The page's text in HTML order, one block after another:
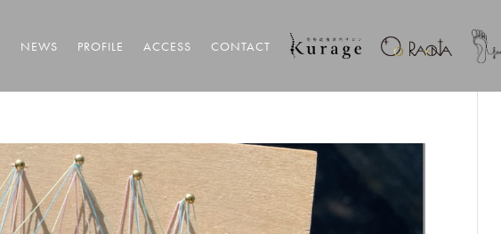
NEWS PROFILE ACCESS CONTACT